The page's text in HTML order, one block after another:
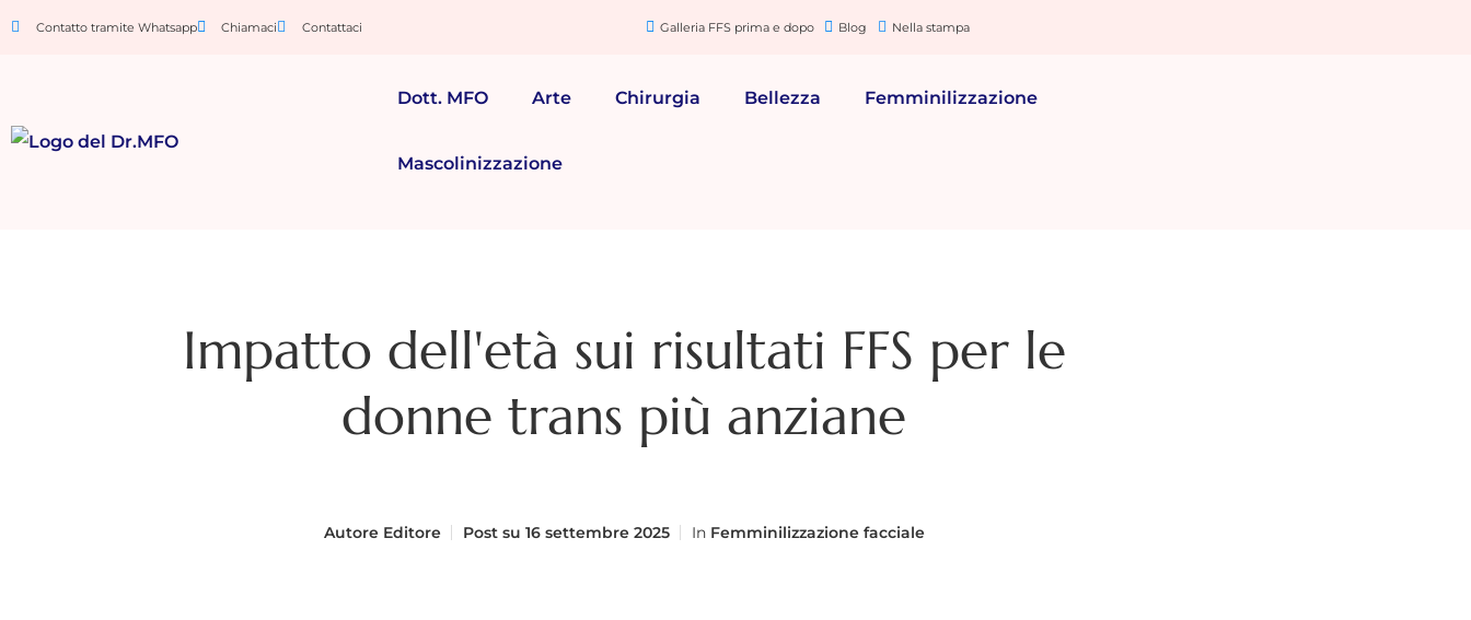
Contatto tramite Whatsapp Chiamaci Contattaci Galleria FFS prima e dopo Blog Nella stampa
Dott. MFO Arte Chirurgia Bellezza Femminilizzazione
Mascolinizzazione
Impatto dell'età sui risultati FFS per le
donne trans più anziane
AutoreEditore Post su 16 settembre 2025 In Femminilizzazione facciale